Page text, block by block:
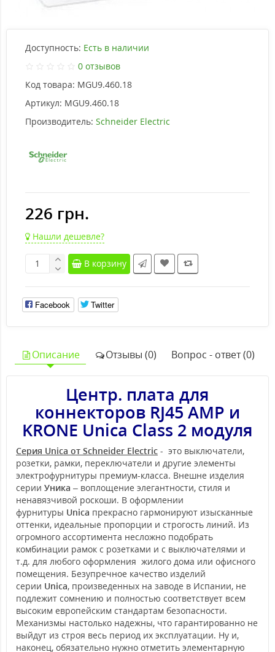
Доступность: Есть в наличии
0 отзывов
Код товара: MGU9.460.18
Артикул: MGU9.460.18
Производитель: Schneider Electric
226 грн.
Нашли дешевле?
В корзину
Facebook Twitter
Описание Отзывы (0) Вопрос - ответ (0)
Центр. плата для
коннекторов RJ45 AMP и
KRONE Unica Class 2 модуля
Серия Unica от Schneider Electric - это выключатели,
розетки, рамки, переключатели и другие элементы
электрофурнитуры премиум-класса. Внешне изделия
серии Уника – воплощение элегантности, стиля и
ненавязчивой роскоши. В оформлении
фурнитуры Unica прекрасно гармонируют изысканные
оттенки, идеальные пропорции и строгость линий. Из
огромного ассортимента несложно подобрать
комбинации рамок с розетками и с выключателями и
т.д. для любого оформления жилого дома или офисного
помещения. Безупречное качество изделий
серии Unica, произведенных на заводе в Испании, не
подлежит сомнению и полностью соответствует всем
высоким европейским стандартам безопасности.
Механизмы настолько надежны, что гарантированно не
выйдут из строя весь период их эксплуатации. Ну и,
наконец, обязательно нужно отметить элементарную